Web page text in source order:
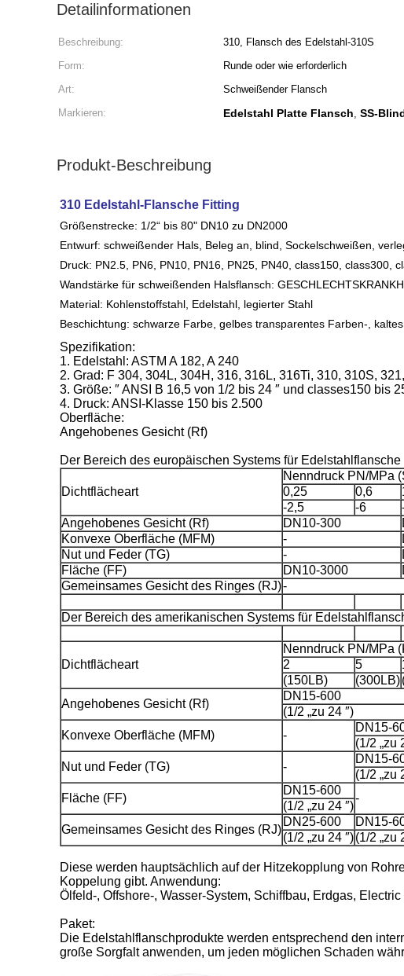
Detailinformationen
Beschreibung: 310, Flansch des Edelstahl-310S
Form:
Runde oder wie erforderlich
Art:
Schweißender Flansch
Markieren:
Edelstahl Platte Flansch, SS-
Produkt-Beschreibung
310 Edelstahl-Flansche Fitting
Größenstrecke: 1/2“ bis 80" DN10 zu DN2000
Entwurf: schweißender Hals, Beleg an, blind, Sockelschweißen,
Druck: PN2.5, PN6, PN10, PN16, PN25, PN40, class150, class300,
Wandstärke für schweißenden Halsflansch:
Material: Kohlenstoffstahl, Edelstahl, legierter Stahl
Beschichtung: schwarze Farbe, gelbes transparentes Farben-,
Spezifikation:
1. Edelstahl: ASTM A 182, A 240
2. Grad: F 304, 304L, 304H, 316, 316L, 316Ti, 310, 310S,
3. Größe: ″ ANSI B 16,5 von 1/2 bis 24 ″ und classes150 bis
4. Druck: ANSI-Klasse 150 bis 2.500
Oberfläche:
Angehobenes Gesicht (Rf)
Der Bereich des europäischen Systems für Edelstahlflansche
Dichtflächeart
Nenndruck PN/MPa
0,25
0,6
-2,5
-6
Angehobenes Gesicht (Rf)
DN10-300
Konvexe Oberfläche (MFM)
-
Nut und Feder (TG)
-
Fläche (FF)
DN10-3000
Gemeinsames Gesicht des Ringes (RJ)-
Der Bereich des amerikanischen Systems für
Dichtflächeart
Nenndruck PN/MPa
2
5
(150LB)
(300LB)
Angehobenes Gesicht (Rf)
DN15-600
(1/2 „zu 24 ″)
Konvexe Oberfläche (MFM)
-
DN15-
(1/2 „zu
Nut und Feder (TG)
-
DN15-
(1/2 „zu
Fläche (FF)
DN15-600
-
(1/2 „zu 24 ″)
Gemeinsames Gesicht des Ringes (RJ)
DN25-600 DN15-
(1/2 „zu 24 ″)(1/2 „zu
Diese werden hauptsächlich auf der Hitzekopplung von
Koppelung gibt. Anwendung:
Ölfeld-, Offshore-, Wasser-System, Schiffbau, Erdgas,
Paket:
Die Edelstahlflanschprodukte werden entsprechend den
große Sorgfalt anwenden, um jeden möglichen Schaden